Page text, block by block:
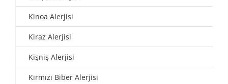
Kinoa Alerjisi
Kiraz Alerjisi
Kişniş Alerjisi
Kırmızı Biber Alerjisi